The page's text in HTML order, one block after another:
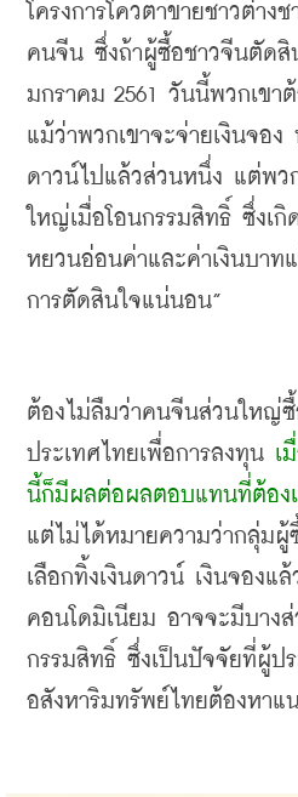
โครงการโควตาขายชาวต่า
คนจีน ซึ่งถ้าผู้ซื้อชาวจีนตัดสิ
มกราคม 2561 วันนี้พวกเขา
แม้ว่าพวกเขาจะจ่ายเงินจอง
ดาวน์ไปแล้วส่วนหนึ่ง แต่พว
ใหญ่เมื่อโอนกรรมสิทธิ์ ซึ่งเกิ
หยวนอ่อนค่าและค่าเงินบา
การตัดสินใจแน่นอน”
ต้องไม่ลืมว่าคนจีนส่วนใหญ่
ประเทศไทยเพื่อการลงทุน เ
นี้ก็มีผลต่อผลตอบแทนที่ต้อง
แต่ไม่ได้หมายความว่ากลุ่ม
เลือกทิ้งเงินดาวน์ เงินจองแ
คอนโดมิเนียม อาจจะมีบาง
กรรมสิทธิ์ ซึ่งเป็นปัจจัยที่ผู้ป
อสังหาริมทรัพย์ไทยต้องหาแ